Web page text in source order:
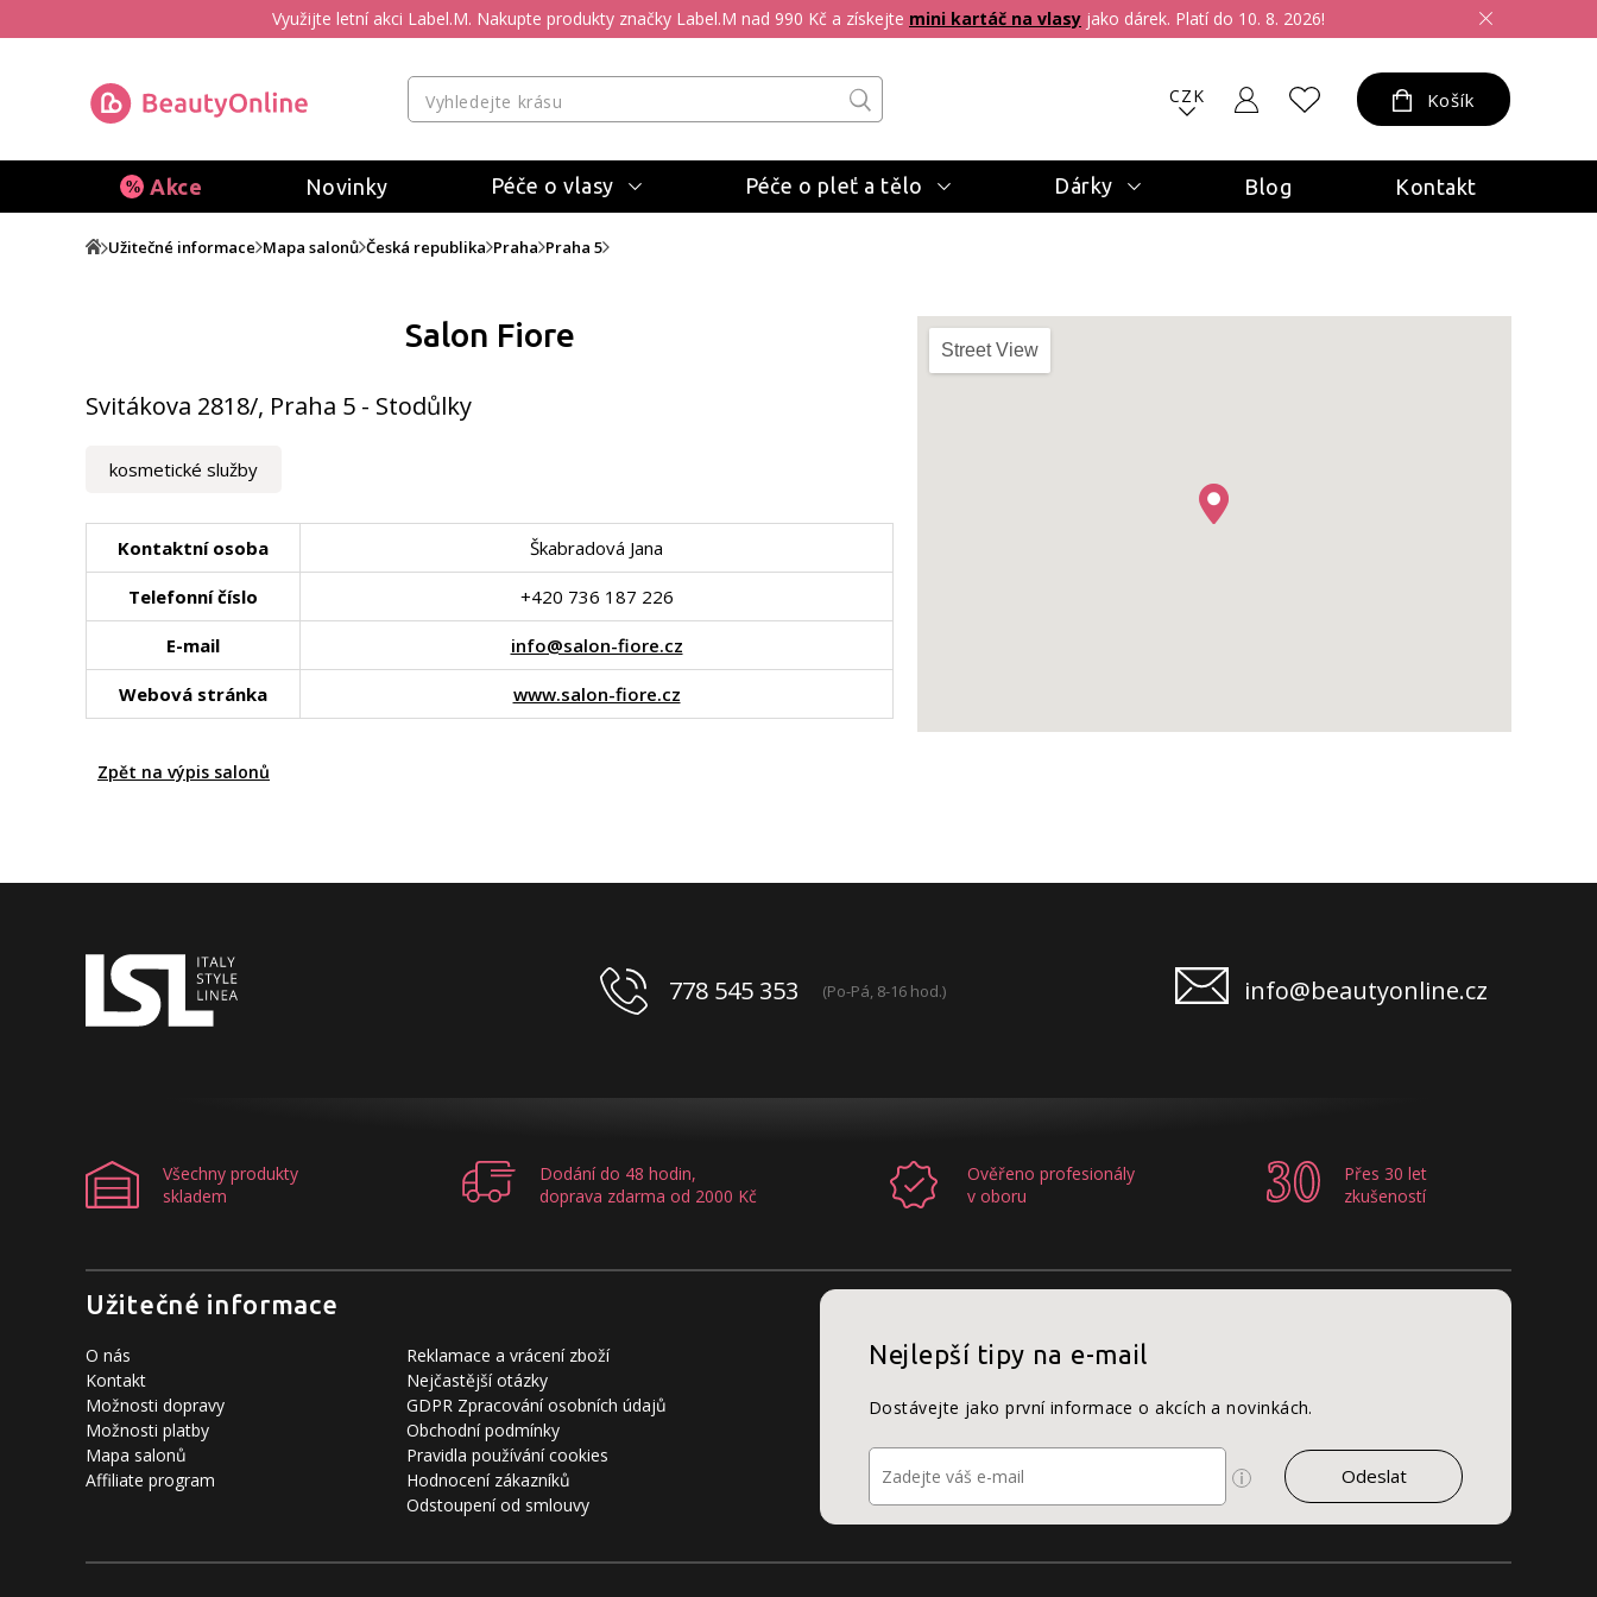
Využijte letní akci Label.M. Nakupte produkty značky Label.M nad 990 Kč a získejte mini kartáč na vlasy jako dárek. Platí do 10. 8. 2026!
CZK Košík
Akce Novinky Péče o vlasy Péče o pleť a tělo Dárky Blog Kontakt
Užitečné informace Mapa salonů Česká republika Praha Praha 5
Salon Fiore
Svitákova 2818/, Praha 5 - Stodůlky
kosmetické služby
Kontaktní osoba Škabradová Jana
Telefonní číslo +420 736 187 226
E-mail info@salon-fiore.cz
Webová stránka www.salon-fiore.cz
Street View
Zpět na výpis salonů
778 545 353 (Po-Pá, 8-16 hod.) info@beautyonline.cz
Všechny produkty
skladem
Dodání do 48 hodin,
doprava zdarma od 2000 Kč
Ověřeno profesionály
v oboru
Přes 30 let
zkušeností
Užitečné informace
O nás
Kontakt
Možnosti dopravy
Možnosti platby
Mapa salonů
Affiliate program
Reklamace a vrácení zboží
Nejčastější otázky
GDPR Zpracování osobních údajů
Obchodní podmínky
Pravidla používání cookies
Hodnocení zákazníků
Odstoupení od smlouvy
Nejlepší tipy na e-mail
Dostávejte jako první informace o akcích a novinkách.